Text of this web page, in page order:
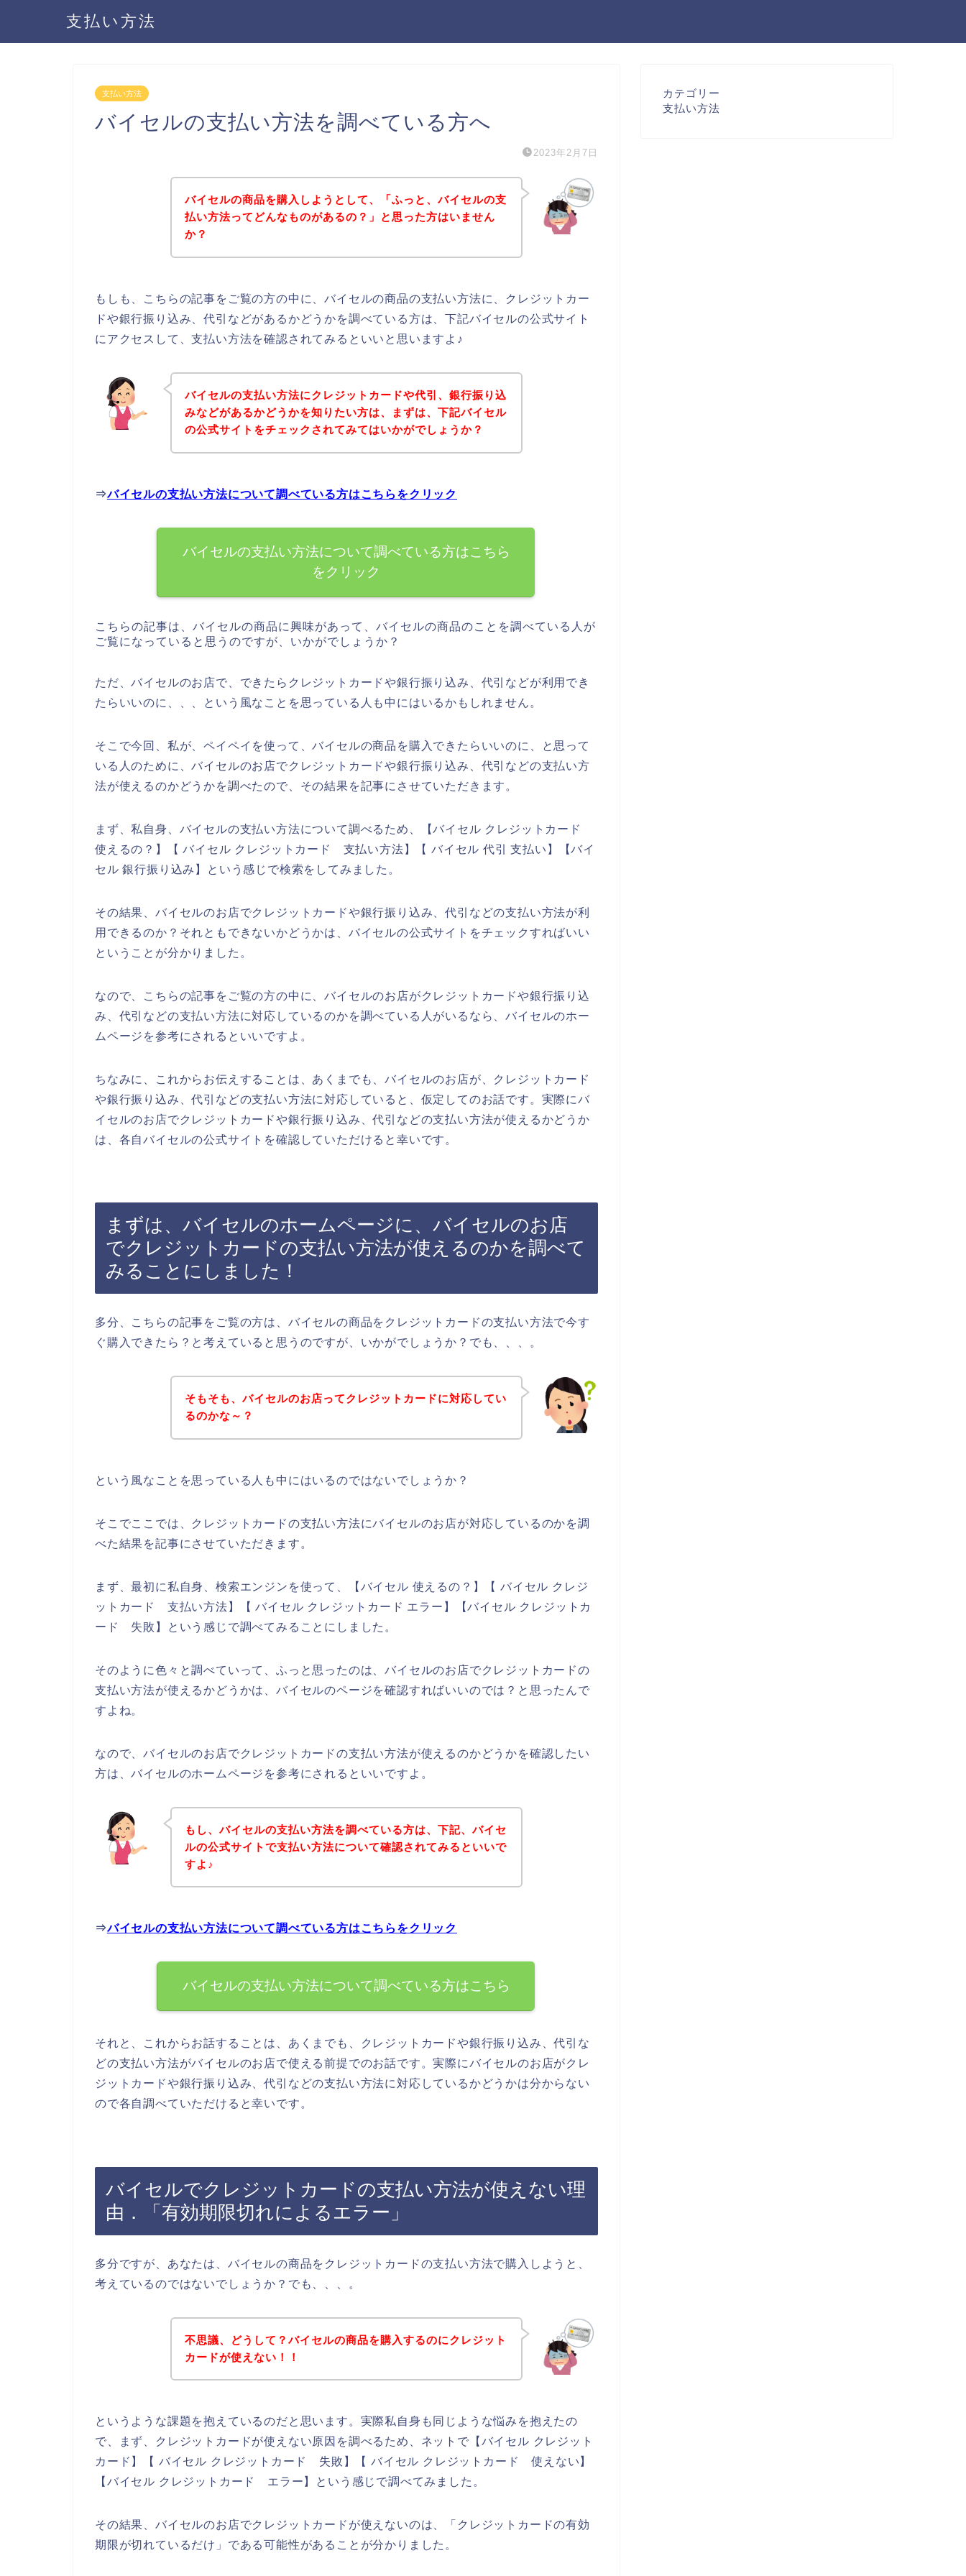
支払い方法
支払い方法
バイセルの支払い方法を調べている方へ
2023年2月7日
バイセルの商品を購入しようとして、「ふっと、バイセルの支
払い方法ってどんなものがあるの？」と思った方はいません
か？
もしも、こちらの記事をご覧の方の中に、バイセルの商品の支払い方法に、クレジットカー
ドや銀行振り込み、代引などがあるかどうかを調べている方は、下記バイセルの公式サイト
にアクセスして、支払い方法を確認されてみるといいと思いますよ♪
バイセルの支払い方法にクレジットカードや代引、銀行振り込
みなどがあるかどうかを知りたい方は、まずは、下記バイセル
の公式サイトをチェックされてみてはいかがでしょうか？
⇒バイセルの支払い方法について調べている方はこちらをクリック
バイセルの支払い方法について調べている方はこちら
をクリック
こちらの記事は、バイセルの商品に興味があって、バイセルの商品のことを調べている人が
ご覧になっていると思うのですが、いかがでしょうか？
ただ、バイセルのお店で、できたらクレジットカードや銀行振り込み、代引などが利用でき
たらいいのに、、、という風なことを思っている人も中にはいるかもしれません。
そこで今回、私が、ペイペイを使って、バイセルの商品を購入できたらいいのに、と思って
いる人のために、バイセルのお店でクレジットカードや銀行振り込み、代引などの支払い方
法が使えるのかどうかを調べたので、その結果を記事にさせていただきます。
まず、私自身、バイセルの支払い方法について調べるため、【バイセル クレジットカード
使えるの？】【 バイセル クレジットカード 支払い方法】【 バイセル 代引 支払い】【バイ
セル 銀行振り込み】という感じで検索をしてみました。
その結果、バイセルのお店でクレジットカードや銀行振り込み、代引などの支払い方法が利
用できるのか？それともできないかどうかは、バイセルの公式サイトをチェックすればいい
ということが分かりました。
なので、こちらの記事をご覧の方の中に、バイセルのお店がクレジットカードや銀行振り込
み、代引などの支払い方法に対応しているのかを調べている人がいるなら、バイセルのホー
ムページを参考にされるといいですよ。
ちなみに、これからお伝えすることは、あくまでも、バイセルのお店が、クレジットカード
や銀行振り込み、代引などの支払い方法に対応していると、仮定してのお話です。実際にバ
イセルのお店でクレジットカードや銀行振り込み、代引などの支払い方法が使えるかどうか
は、各自バイセルの公式サイトを確認していただけると幸いです。
まずは、バイセルのホームページに、バイセルのお店
でクレジットカードの支払い方法が使えるのかを調べて
みることにしました！
多分、こちらの記事をご覧の方は、バイセルの商品をクレジットカードの支払い方法で今す
ぐ購入できたら？と考えていると思うのですが、いかがでしょうか？でも、、、。
そもそも、バイセルのお店ってクレジットカードに対応してい
るのかな～？
という風なことを思っている人も中にはいるのではないでしょうか？
そこでここでは、クレジットカードの支払い方法にバイセルのお店が対応しているのかを調
べた結果を記事にさせていただきます。
まず、最初に私自身、検索エンジンを使って、【バイセル 使えるの？】【 バイセル クレジ
ットカード 支払い方法】【 バイセル クレジットカード エラー】【バイセル クレジットカ
ード 失敗】という感じで調べてみることにしました。
そのように色々と調べていって、ふっと思ったのは、バイセルのお店でクレジットカードの
支払い方法が使えるかどうかは、バイセルのページを確認すればいいのでは？と思ったんで
すよね。
なので、バイセルのお店でクレジットカードの支払い方法が使えるのかどうかを確認したい
方は、バイセルのホームページを参考にされるといいですよ。
もし、バイセルの支払い方法を調べている方は、下記、バイセ
ルの公式サイトで支払い方法について確認されてみるといいで
すよ♪
⇒バイセルの支払い方法について調べている方はこちらをクリック
バイセルの支払い方法について調べている方はこちら
それと、これからお話することは、あくまでも、クレジットカードや銀行振り込み、代引な
どの支払い方法がバイセルのお店で使える前提でのお話です。実際にバイセルのお店がクレ
ジットカードや銀行振り込み、代引などの支払い方法に対応しているかどうかは分からない
ので各自調べていただけると幸いです。
バイセルでクレジットカードの支払い方法が使えない理
由．「有効期限切れによるエラー」
多分ですが、あなたは、バイセルの商品をクレジットカードの支払い方法で購入しようと、
考えているのではないでしょうか？でも、、、。
不思議、どうして？バイセルの商品を購入するのにクレジット
カードが使えない！！
というような課題を抱えているのだと思います。実際私自身も同じような悩みを抱えたの
で、まず、クレジットカードが使えない原因を調べるため、ネットで【バイセル クレジット
カード】【 バイセル クレジットカード 失敗】【 バイセル クレジットカード 使えない】
【バイセル クレジットカード エラー】という感じで調べてみました。
その結果、バイセルのお店でクレジットカードが使えないのは、「クレジットカードの有効
期限が切れているだけ」である可能性があることが分かりました。
カテゴリー
支払い方法